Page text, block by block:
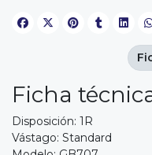
Ficha
Disposición: 1R
Vástago: Standard